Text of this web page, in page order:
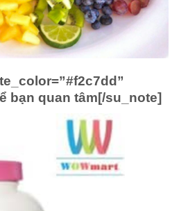
bạn quan tâm[/su_note]